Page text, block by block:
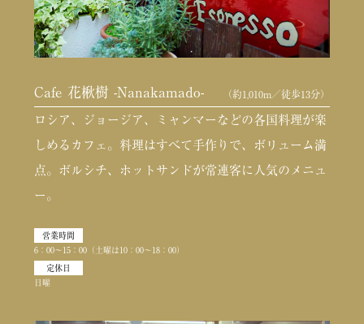
Cafe 花楸樹 -Nanakamado- （約1,010m／徒歩13分）
ロシア、ジョージア、ミャンマーなどの各国料理が楽
しめるカフェ。料理はすべて手作りで、ボリューム満
点。ボルシチ、ホットサンドが常連客に人気のメニュ
ー。
営業時間
6：00〜15：00（土曜は10：00〜18：00）
定休日
日曜